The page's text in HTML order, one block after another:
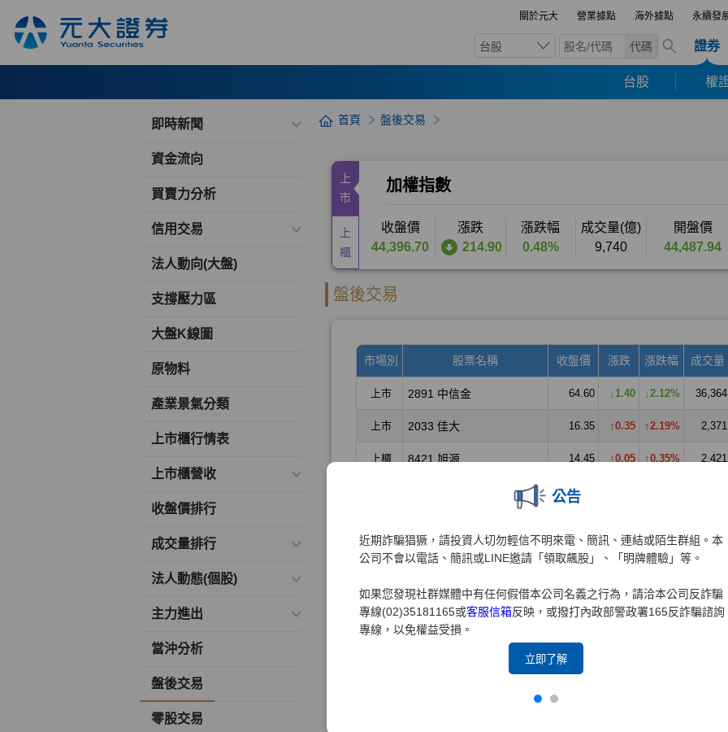
關於元大 營業據點 海外據點 永續發
台股 代碼 證券
台股 權
公告
近期詐騙猖獗，請投資人切勿輕信不明來電、簡訊、連結或陌生群組。本
公司不會以電話、簡訊或LINE邀請「領取飆股」、「明牌體驗」等。
如果您發現社群媒體中有任何假借本公司名義之行為，請洽本公司反詐騙
專線(02)35181165或客服信箱反映，或撥打內政部警政署165反詐騙諮詢
專線，以免權益受損。
立即了解
即時新聞
資金流向
買賣力分析
信用交易
法人動向(大盤)
支撐壓力區
大盤K線圖
原物料
產業景氣分類
上市櫃行情表
上市櫃營收
收盤價排行
成交量排行
法人動態(個股)
主力進出
當沖分析
盤後交易
零股交易
首頁 盤後交易